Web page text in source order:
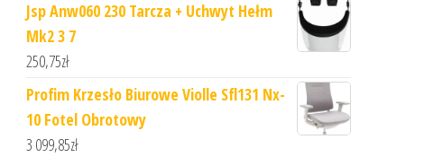
Jsp Anw060 230 Tarcza + Uchwyt Hełm
Mk2 3 7
250,75zł
Profim Krzesło Biurowe Violle Sfl131 Nx-
10 Fotel Obrotowy
3 099,85zł